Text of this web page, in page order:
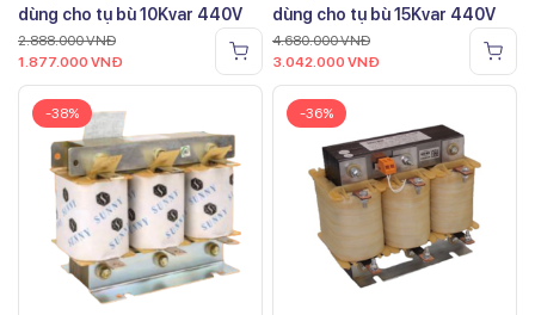
dùng cho tụ bù 10Kvar 440V
2.888.000VNĐ
1.877.000 VNĐ
dùng cho tụ bù 15Kvar 440V
4.680.000VNĐ
3.042.000 VNĐ
-38% -36%